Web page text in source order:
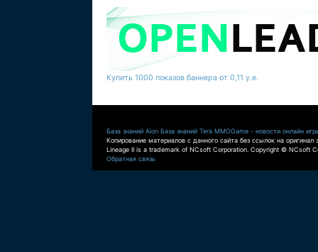
Купить 1000 показов баннера от 0,11 у.е.
База знаний Aion База знаний Tera MMOGame - новости онлайн
Копирование материалов с данного сайта без ссылок на оригинал
Lineage II is a trademark of NCsoft Corporation. Copyright © NCsoft
Обратная связь